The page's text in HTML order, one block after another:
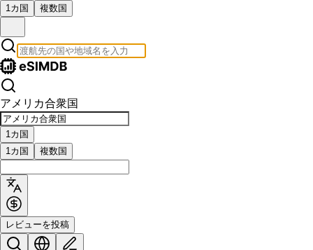
1カ国 複数国
アメリカ合衆国
1カ国
1カ国
複数国
レビューを投稿